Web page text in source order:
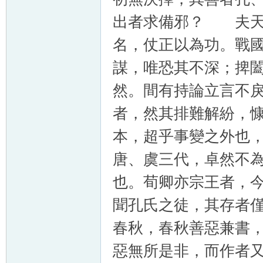
出者求備邪？ 夫天
名，仗正以為功。戰
謀，唯恐其不深；捭
然。間有持論立言不
者，然其排難解紛，
本，超乎事變之外也
唐、虞三代，卓然不
也。荀卿亦宗王者，
聞孔氏之徒，其存者
春秋，春秋善惡兼書
惡無所是非，而作者